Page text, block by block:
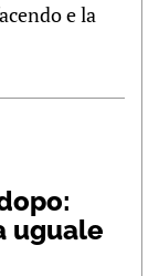
e la
uguale